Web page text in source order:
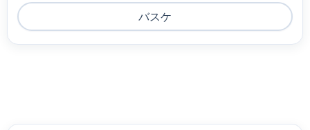
バスケ